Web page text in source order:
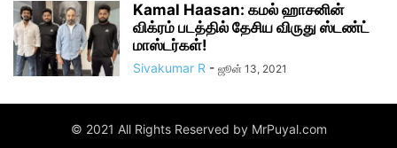
Kamal Haasan: கமல் ஹாசனின்
விக்ரம் படத்தில் தேசிய விருது ஸ்டண்ட்
மாஸ்டர்கள்!
Sivakumar R - ஜூன் 13, 2021
© 2021 All Rights Reserved by MrPuyal.com